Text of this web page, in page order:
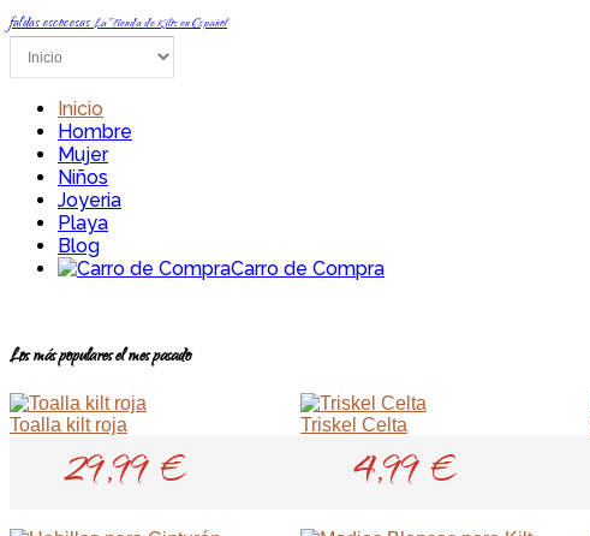
faldas escocesasLa Tienda de Kilts en Español
Inicio
Hombre
Mujer
Niños
Joyeria
Playa
Blog
Carro de Compra
Los más populares el mes pasado
Toalla kilt roja
29,99 €
Triskel Celta
4,99 €